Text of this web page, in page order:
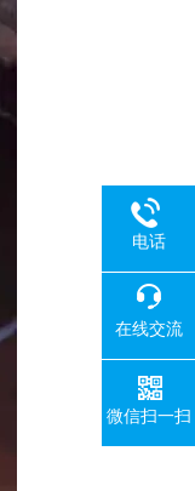
电话
在线交流
微信扫一扫